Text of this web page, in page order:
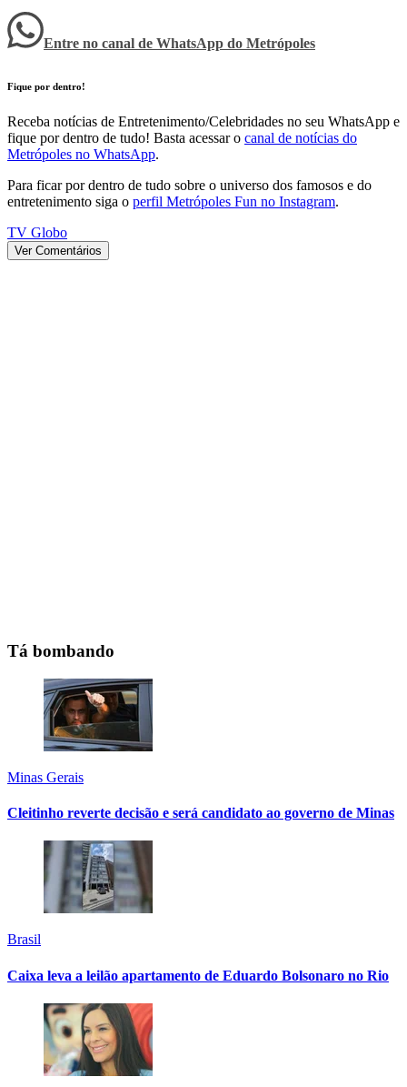
Entre no canal de WhatsApp do Metrópoles
Fique por dentro!
Receba notícias de Entretenimento/Celebridades no seu WhatsApp e
fique por dentro de tudo! Basta acessar o canal de notícias do
Metrópoles no WhatsApp.
Para ficar por dentro de tudo sobre o universo dos famosos e do
entretenimento siga o perfil Metrópoles Fun no Instagram.
TV Globo
Ver Comentários
Tá bombando
Minas Gerais
Cleitinho reverte decisão e será candidato ao governo de Minas
Brasil
Caixa leva a leilão apartamento de Eduardo Bolsonaro no Rio